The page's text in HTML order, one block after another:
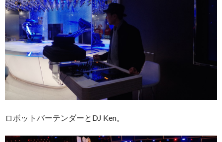
ロボットバーテンダーとDJ Ken。